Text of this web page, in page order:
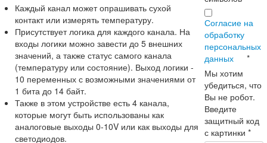
Каждый канал может опрашивать сухой
контакт или измерять температуру.
Присутствует логика для каждого канала. На
входы логики можно завести до 5 внешних
значений, а также статус самого канала
(температуру или состояние). Выход логики -
10 переменных с возможными значениями от
1 бита до 14 байт.
Также в этом устройстве есть 4 канала,
которые могут быть использованы как
аналоговые выходы 0-10V или как выходы для
светодиодов.
Согласие на
обработку
персональных
данных
*
Мы хотим
убедиться, что
Вы не робот.
Введите
защитный код
с картинки*